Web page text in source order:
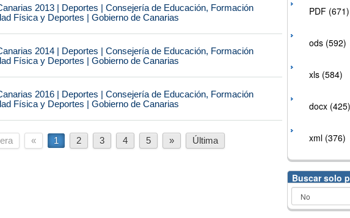
2013 | Deportes | Consejería de Educación, Formación
Física y Deportes | Gobierno de Canarias
2014 | Deportes | Consejería de Educación, Formación
Física y Deportes | Gobierno de Canarias
2016 | Deportes | Consejería de Educación, Formación
Física y Deportes | Gobierno de Canarias
« 1 2 3 4 5 » Última
PDF (671)
ods (592)
xls (584)
docx (425)
xml (376)
Buscar solo